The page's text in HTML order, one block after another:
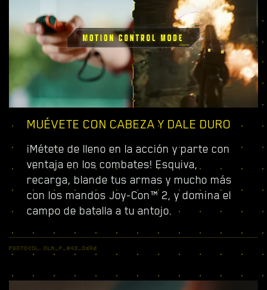
MUÉVETE CON CABEZA Y DALE DURO
¡Métete de lleno en la acción y parte con
ventaja en los combates! Esquiva,
recarga, blande tus armas y mucho más
con los mandos Joy-Con™ 2, y domina el
campo de batalla a tu antojo.